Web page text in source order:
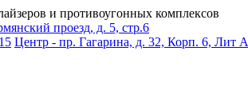
и противоугонных комплексов
проезд, д. 5, стр.6
Центр - пр. Гагарина, д. 32, Корп. 6, Лит А